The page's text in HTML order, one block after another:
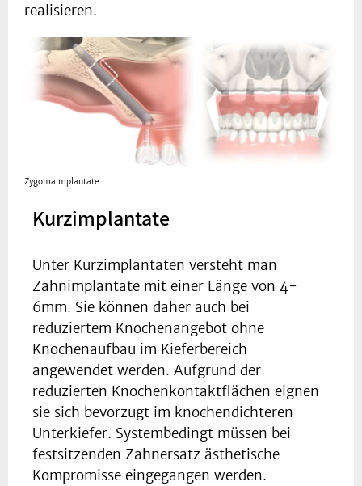
realisieren.
Zygomaimplantate
Kurzimplantate
Unter Kurzimplantaten versteht man
Zahnimplantate mit einer Länge von 4-
6mm. Sie können daher auch bei
reduziertem Knochenangebot ohne
Knochenaufbau im Kieferbereich
angewendet werden. Aufgrund der
reduzierten Knochenkontaktflächen eignen
sie sich bevorzugt im knochendichteren
Unterkiefer. Systembedingt müssen bei
festsitzenden Zahnersatz ästhetische
Kompromisse eingegangen werden.